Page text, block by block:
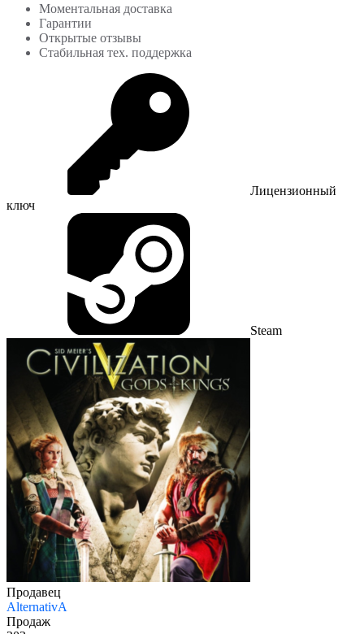
Моментальная доставка
Гарантии
Открытые отзывы
Стабильная тех. поддержка
Лицензионный
ключ
Steam
Продавец
AlternativA
Продаж